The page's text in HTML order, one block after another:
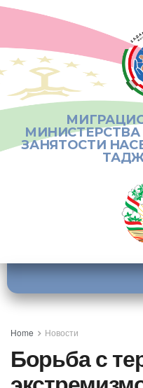
ЗАНЯТОСТИ
Home Новости
Борьба с